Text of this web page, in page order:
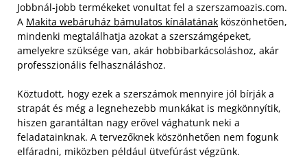
Jobbnál-jobb termékeket vonultat fel a szerszamoazis.com.
A Makita webáruház bámulatos kínálatának köszönhetően,
mindenki megtalálhatja azokat a szerszámgépeket,
amelyekre szüksége van, akár hobbibarkácsoláshoz, akár
professzionális felhasználáshoz.
Köztudott, hogy ezek a szerszámok mennyire jól bírják a
strapát és még a legnehezebb munkákat is megkönnyítik,
hiszen garantáltan nagy erővel vághatunk neki a
feladatainknak. A tervezőknek köszönhetően nem fogunk
elfáradni, miközben például ütvefúrást végzünk.